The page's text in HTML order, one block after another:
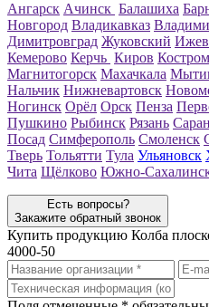
Ангарск Ачинск Балашиха
Новгород Владикавказ
Димитровград Жуковский
Кемерово Керчь Киров
Магнитогорск Махачкала
Нальчик Нижневартовск
Ногинск Орёл Орск Пенза
Пушкино Рыбинск Рязань
Посад Симферополь Смоленск
Тверь Тольятти Тула Ульяновск
Чита Щёлково Южно-
Есть вопросы?
Закажите обратный звонок
Купить продукцию Колба
4000-50